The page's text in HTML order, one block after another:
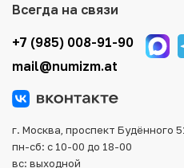
того, возможен самовывоз
Для вашего удобства
оплаты и доставки заказа.
тщательно упаковываются,
Всегда на связи
+7 (985) 008-91-90
mail@numizm.at
г. Москва, проспект Будённого
пн-сб: с 10-00 до 18-00
вс: выходной